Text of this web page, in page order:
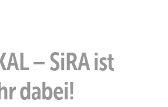
– SiRA ist
dabei!